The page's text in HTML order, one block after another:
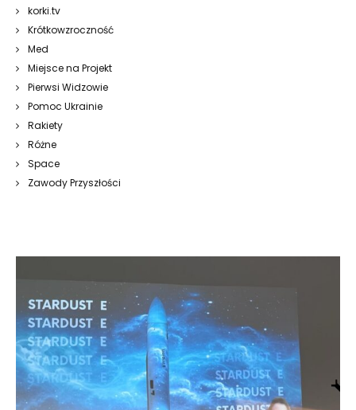
korki.tv
Krótkowzroczność
Med
Miejsce na Projekt
Pierwsi Widzowie
Pomoc Ukrainie
Rakiety
Różne
Space
Zawody Przyszłości